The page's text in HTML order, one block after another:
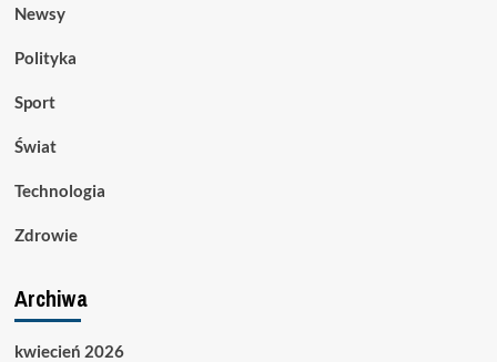
Newsy
Polityka
Sport
Świat
Technologia
Zdrowie
Archiwa
kwiecień 2026